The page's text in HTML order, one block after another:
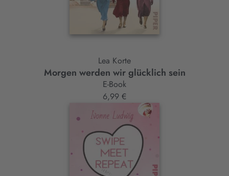
Lea Korte
Morgen werden wir glücklich sein
E-Book
6,99 €